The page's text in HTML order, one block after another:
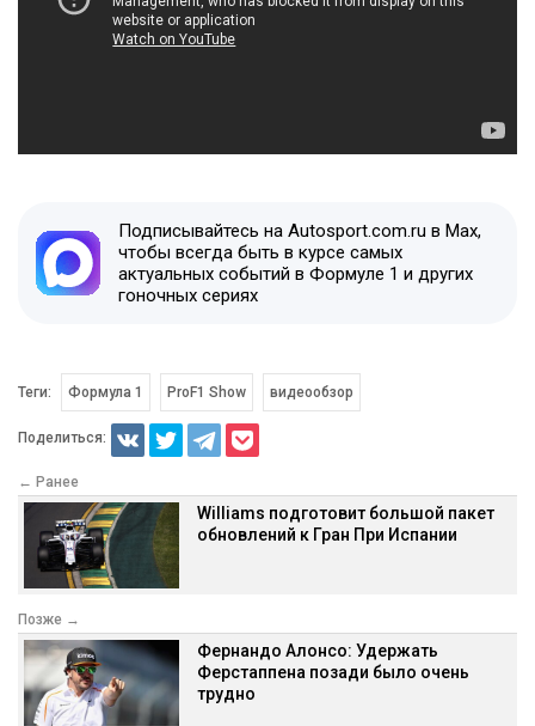
Подписывайтесь на Autosport.com.ru в Max,
чтобы всегда быть в курсе самых
актуальных событий в Формуле 1 и других
гоночных сериях
Теги: Формула 1 ProF1 Show видеообзор
Поделиться:
← Ранее
Williams подготовит большой пакет
обновлений к Гран При Испании
Позже →
Фернандо Алонсо: Удержать
Ферстаппена позади было очень
трудно